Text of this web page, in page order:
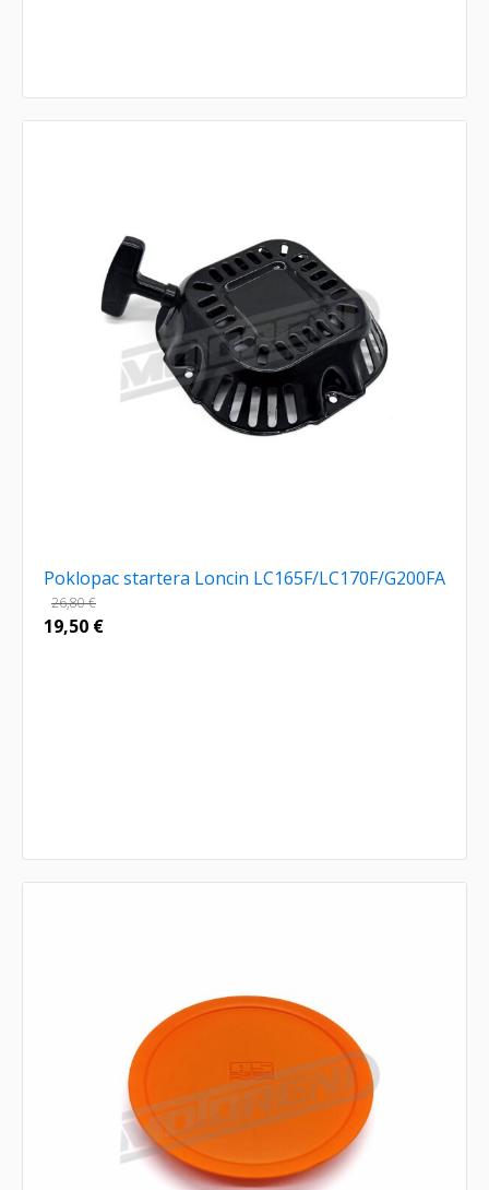
Poklopac startera Loncin LC165F/LC170F/G200FA
26,80€
19,50 €